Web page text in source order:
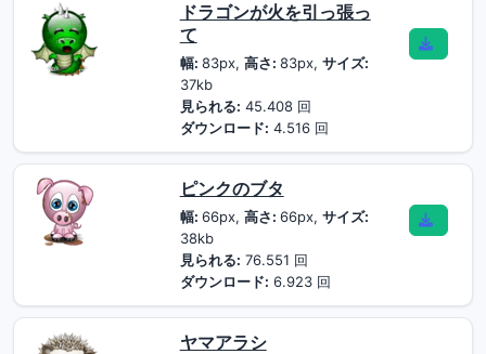
ドラゴンが火を引っ張っ
て
幅: 83px, 高さ: 83px, サイズ:
37kb
見られる: 45.408 回
ダウンロード: 4.516 回
ピンクのブタ
幅: 66px, 高さ: 66px, サイズ:
38kb
見られる: 76.551 回
ダウンロード: 6.923 回
ヤマアラシ